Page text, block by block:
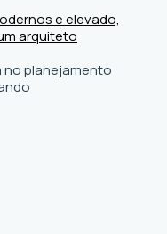
no planejamento